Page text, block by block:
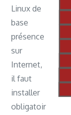
Linux de
base
présence
sur
Internet,
il faut
installer
obligatoir